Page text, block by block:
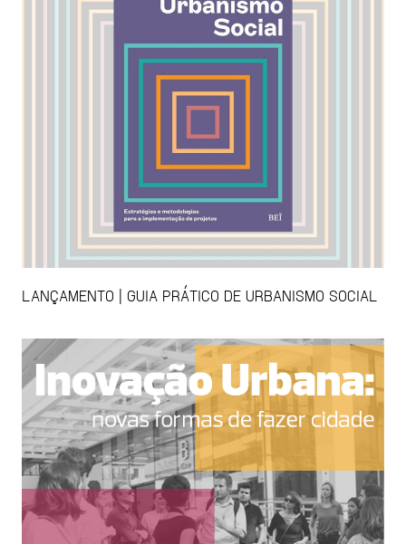
LANÇAMENTO | GUIA PRÁTICO DE URBANISMO SOCIAL